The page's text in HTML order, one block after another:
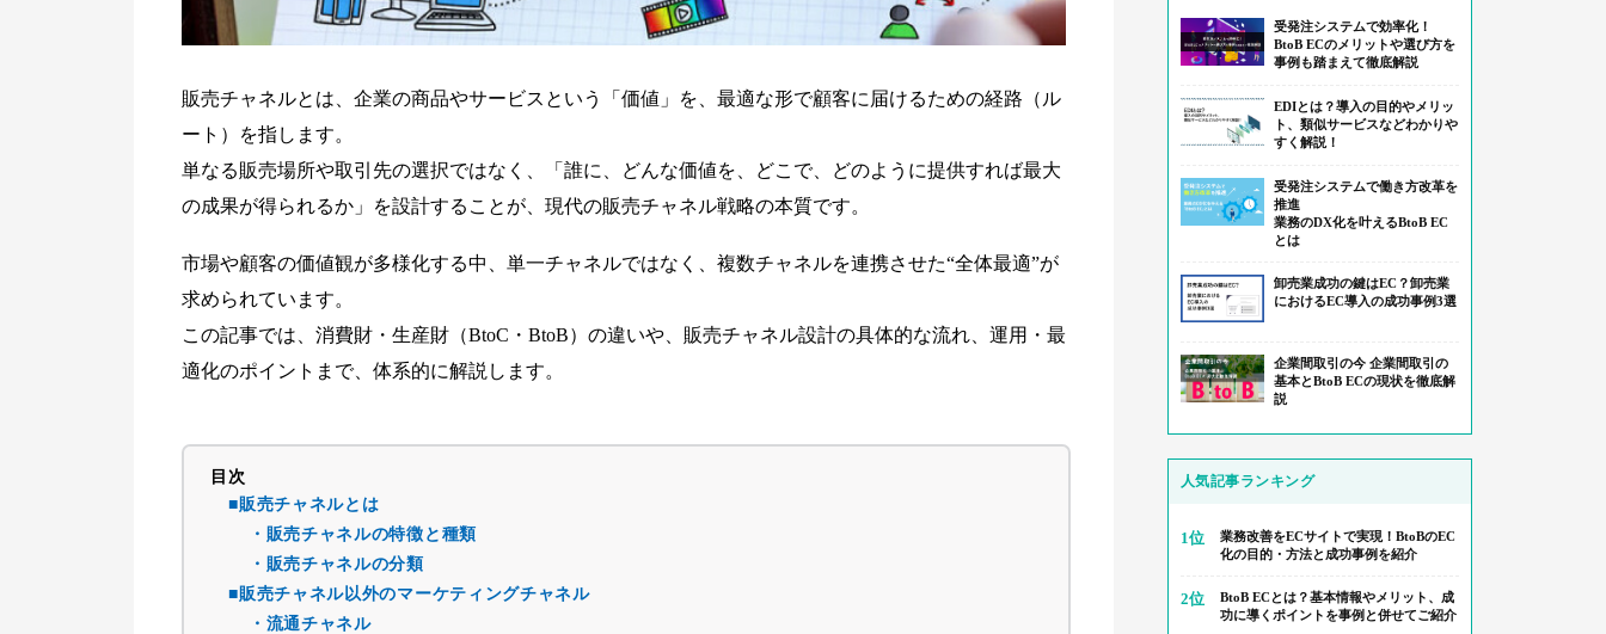
その他の課題解決例を見る
販売チャネルとは、企業の商品やサービスという「価値」を、最適な形で顧客に届けるための経路（ル
ート）を指します。
単なる販売場所や取引先の選択ではなく、「誰に、どんな価値を、どこで、どのように提供すれば最大
の成果が得られるか」を設計することが、現代の販売チャネル戦略の本質です。
市場や顧客の価値観が多様化する中、単一チャネルではなく、複数チャネルを連携させた“全体最適”が
求められています。
この記事では、消費財・生産財（BtoC・BtoB）の違いや、販売チャネル設計の具体的な流れ、運用・最
適化のポイントまで、体系的に解説します。
目次
■販売チャネルとは
・販売チャネルの特徴と種類
・販売チャネルの分類
■販売チャネル以外のマーケティングチャネル
・流通チャネル
受発注システムで効率化！
BtoB ECのメリットや選び方を
事例も踏まえて徹底解説
EDIとは？導入の目的やメリッ
ト、類似サービスなどわかりや
すく解説！
受発注システムで働き方改革を
推進
業務のDX化を叶えるBtoB EC
とは
卸売業成功の鍵はEC？卸売業
におけるEC導入の成功事例3選
企業間取引の今 企業間取引の
基本とBtoB ECの現状を徹底解
説
人気記事ランキング
1位
業務改善をECサイトで実現！BtoBのEC
化の目的・方法と成功事例を紹介
2位
BtoB ECとは？基本情報やメリット、成
功に導くポイントを事例と併せてご紹介